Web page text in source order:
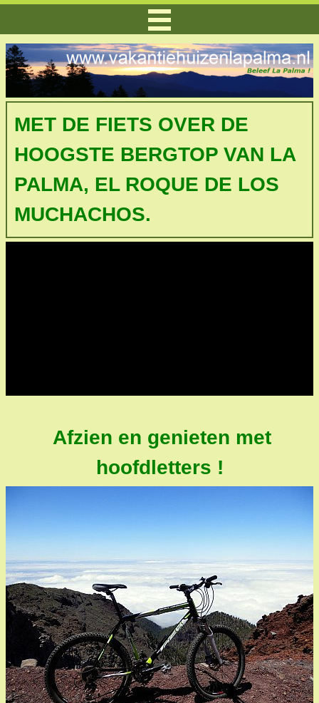
MET DE FIETS OVER DE
HOOGSTE BERGTOP VAN LA
PALMA, EL ROQUE DE LOS
MUCHACHOS.
Afzien en genieten met
hoofdletters !